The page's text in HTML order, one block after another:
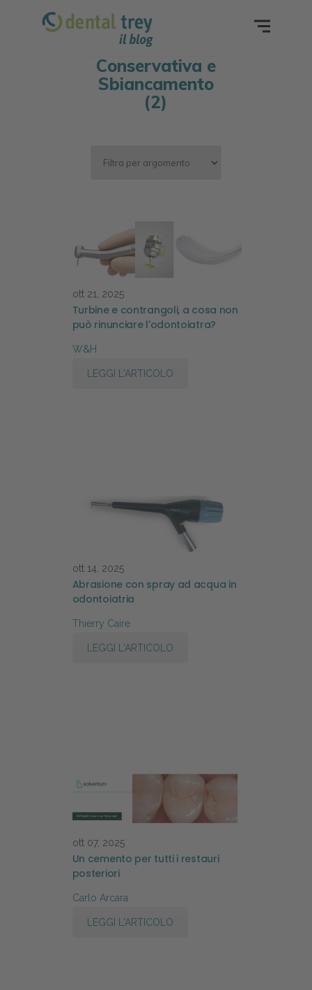
Conservativa e
Sbiancamento
(2)
ott 21, 2025
Turbine e contrangoli, a cosa non
può rinunciare l'odontoiatra?
W&H
LEGGI L'ARTICOLO
ott 14, 2025
Abrasione con spray ad acqua in
odontoiatria
Thierry Caire
LEGGI L'ARTICOLO
ott 07, 2025
Un cemento per tutti i restauri
posteriori
Carlo Arcara
LEGGI L'ARTICOLO